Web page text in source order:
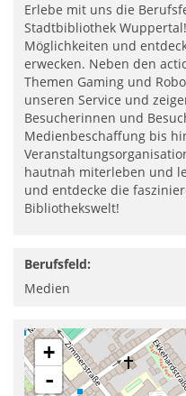
Erlebe mit uns die
Stadtbibliothek
Möglichkeiten und
erwecken. Neben den
Themen Gaming und
unseren Service und
Besucherinnen und
Medienbeschaffung bis
hautnah miterleben und
und entdecke die
Bibliothekswelt!
Berufsfeld:
Medien
+
-